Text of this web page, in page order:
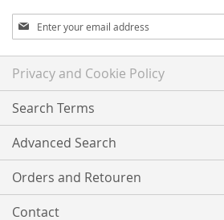
Aboneren
op
onze
nieuwsbrief:
Privacy and Cookie Policy
Search Terms
Advanced Search
Orders and Retouren
Contact